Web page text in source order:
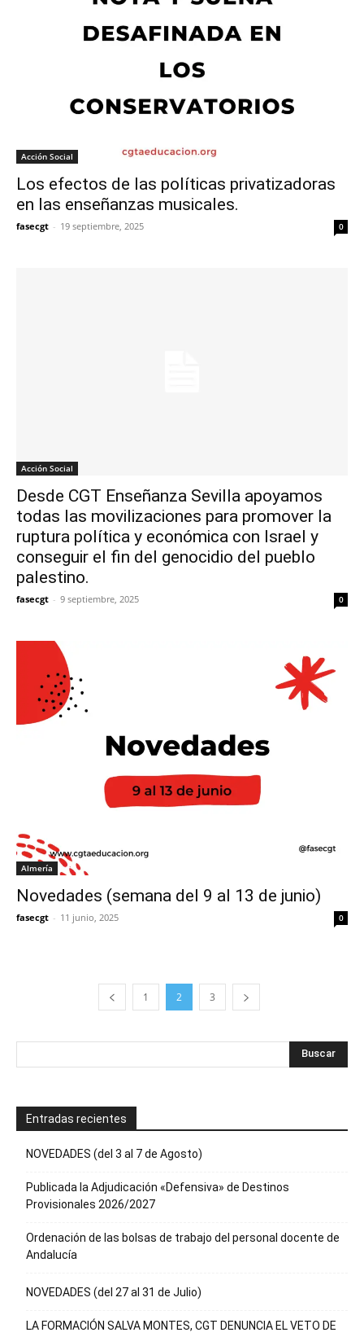
Acción Social
Los efectos de las políticas privatizadoras
en las enseñanzas musicales.
fasecgt - 19 septiembre, 2025 0
Acción Social
Desde CGT Enseñanza Sevilla apoyamos
todas las movilizaciones para promover la
ruptura política y económica con Israel y
conseguir el fin del genocidio del pueblo
palestino.
fasecgt - 9 septiembre, 2025 0
Almería
Novedades (semana del 9 al 13 de junio)
fasecgt - 11 junio, 2025 0
1 2 3
Entradas recientes
NOVEDADES (del 3 al 7 de Agosto)
Publicada la Adjudicación «Defensiva» de Destinos
Provisionales 2026/2027
Ordenación de las bolsas de trabajo del personal docente de
Andalucía
NOVEDADES (del 27 al 31 de Julio)
LA FORMACIÓN SALVA MONTES, CGT DENUNCIA EL VETO DE